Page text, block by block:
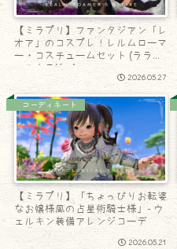
【ミラプリ】ファンタジアン「レ
オア」のコスプレ！レルムローマ
ー・コスチュームセット (ララフ
ェル女子Ver.)
2026.05.27
コーディネート
【ミラプリ】「ちょっぴりお転婆
なお嬢様風の占星術騎士様」- ウ
ェルキン装備アレンジコーデ
2026.05.21